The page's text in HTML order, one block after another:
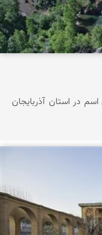
در استان آذربایجان